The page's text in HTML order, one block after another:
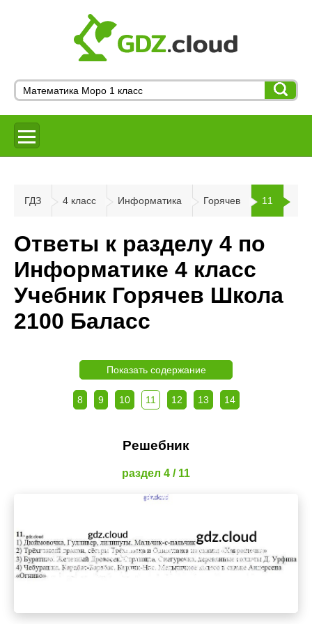
ГДЗ 4 класс Информатика Горячев 11
Ответы к разделу 4 по
Информатике 4 класс
Учебник Горячев Школа
2100 Баласс
Показать содержание
8 9 10 11 12 13 14
Решебник
раздел 4 / 11